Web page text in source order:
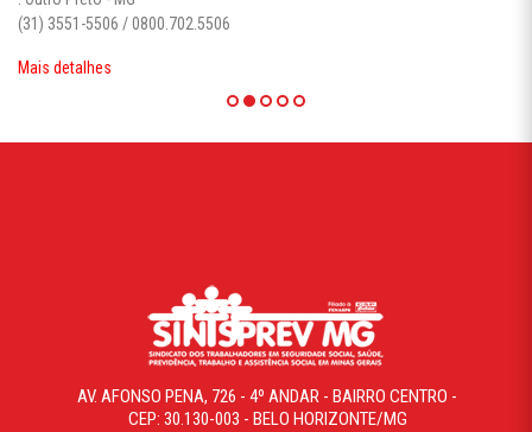
(31) 3551-5506 / 0800.702.5506
Mais detalhes
AV. AFONSO PENA, 726 - 4º ANDAR - BAIRRO CENTRO -
CEP: 30.130-003 - BELO HORIZONTE/MG